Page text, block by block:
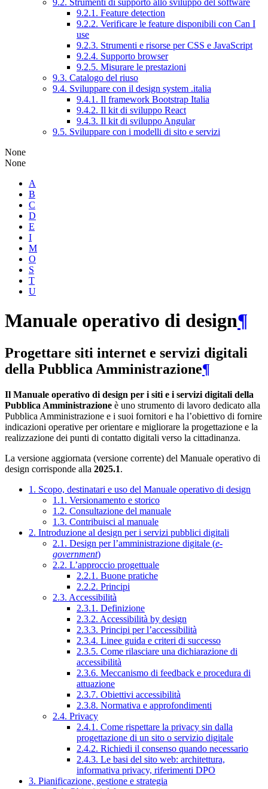
9.2. Strumenti di supporto allo sviluppo del software
9.2.1. Feature detection
9.2.2. Verificare le feature disponibili con Can I
use
9.2.3. Strumenti e risorse per CSS e JavaScript
9.2.4. Supporto browser
9.2.5. Misurare le prestazioni
9.3. Catalogo del riuso
9.4. Sviluppare con il design system .italia
9.4.1. Il framework Bootstrap Italia
9.4.2. Il kit di sviluppo React
9.4.3. Il kit di sviluppo Angular
9.5. Sviluppare con i modelli di sito e servizi
None
None
A
B
C
D
E
I
M
O
S
T
U
Manuale operativo di design¶
Progettare siti internet e servizi digitali
della Pubblica Amministrazione¶
Il Manuale operativo di design per i siti e i servizi digitali della
Pubblica Amministrazione è uno strumento di lavoro dedicato alla
Pubblica Amministrazione e i suoi fornitori e ha l’obiettivo di fornire
indicazioni operative per orientare e migliorare la progettazione e la
realizzazione dei punti di contatto digitali verso la cittadinanza.
La versione aggiornata (versione corrente) del Manuale operativo di
design corrisponde alla 2025.1.
1. Scopo, destinatari e uso del Manuale operativo di design
1.1. Versionamento e storico
1.2. Consultazione del manuale
1.3. Contribuisci al manuale
2. Introduzione al design per i servizi pubblici digitali
2.1. Design per l’amministrazione digitale (e-
government)
2.2. L’approccio progettuale
2.2.1. Buone pratiche
2.2.2. Principi
2.3. Accessibilità
2.3.1. Definizione
2.3.2. Accessibilità by design
2.3.3. Principi per l’accessibilità
2.3.4. Linee guida e criteri di successo
2.3.5. Come rilasciare una dichiarazione di
accessibilità
2.3.6. Meccanismo di feedback e procedura di
attuazione
2.3.7. Obiettivi accessibilità
2.3.8. Normativa e approfondimenti
2.4. Privacy
2.4.1. Come rispettare la privacy sin dalla
progettazione di un sito o servizio digitale
2.4.2. Richiedi il consenso quando necessario
2.4.3. Le basi del sito web: architettura,
informativa privacy, riferimenti DPO
3. Pianificazione, gestione e strategia